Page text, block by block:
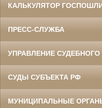
КАЛЬКУЛЯТОР
ПРЕСС-СЛУЖБА
УПРАВЛЕНИЕ
СУДЫ СУБЪЕКТА РФ
МУНИЦИПАЛЬНЫЕ